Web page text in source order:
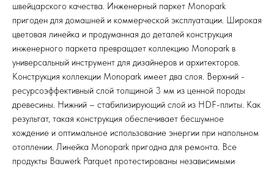
швейцарского качества. Инженерный паркет Monopark
пригоден для домашней и коммерческой эксплуатации. Широкая
цветовая линейка и продуманная до деталей конструкция
инженерного паркета превращает коллекцию Monopark в
универсальный инструмент для дизайнеров и архитекторов.
Конструкция коллекции Monopark имеет два слоя. Верхний -
ресурсоэффективный слой толщиной 3 мм из ценной породы
древесины. Нижний – стабилизирующий слой из HDF-плиты. Как
результат, такая конструкция обеспечивает бесшумное
хождение и оптимальное использование энергии при напольном
отоплении. Линейка Monopark пригодна для ремонта. Все
продукты Bauwerk Parquet протестированы независимыми